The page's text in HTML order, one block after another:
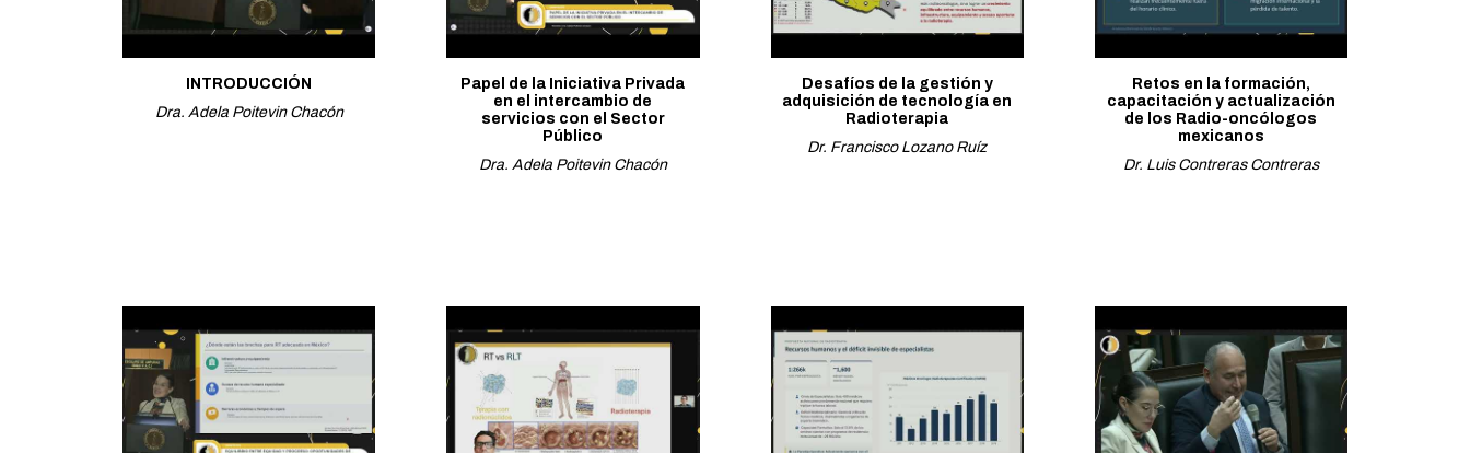
INTRODUCCIÓN
Dra. Adela Poitevin Chacón
Papel de la Iniciativa Privada
en el intercambio de
servicios con el Sector
Público
Dra. Adela Poitevin Chacón
Desafíos de la gestión y
adquisición de tecnología en
Radioterapia
Dr. Francisco Lozano Ruíz
Retos en la formación,
capacitación y actualización
de los Radio-oncólogos
mexicanos
Dr. Luis Contreras Contreras